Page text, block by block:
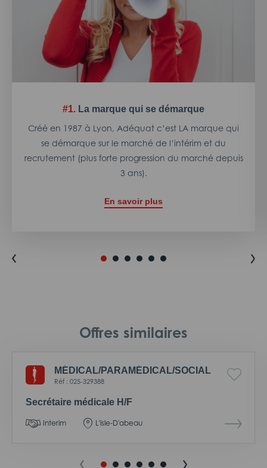
#1. La marque qui se démarque
Créé en 1987 à Lyon, Adéquat c’est LA marque qui
se démarque sur le marché de l’intérim et du
recrutement (plus forte progression du marché depuis
3 ans).
En savoir plus
Offres similaires
MÉDICAL/PARAMÉDICAL/SOCIAL
Réf : 025-329388
Secrétaire médicale H/F
Interim L'isle-D'abeau